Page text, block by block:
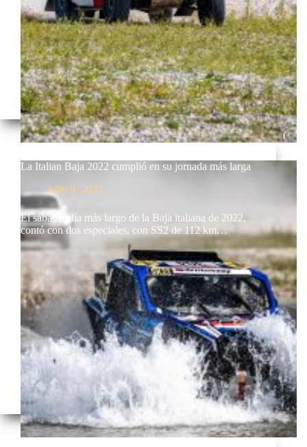
La Italian Baja 2022 cumplió en su jornada más larga
julio 9, 2022
El sábado, día más largo de la Baja italiana de 2022,
contó con dos especiales, con SS2 de 112 km…